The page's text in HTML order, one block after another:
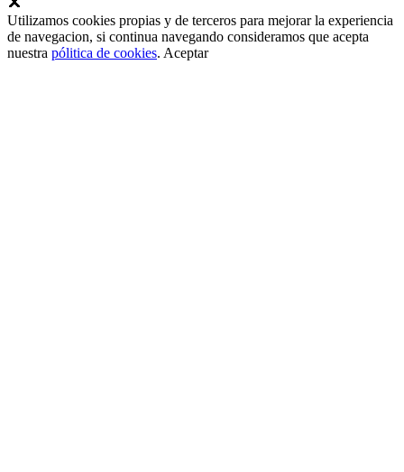
Utilizamos cookies propias y de terceros para mejorar la experiencia
de navegacion, si continua navegando consideramos que acepta
nuestra pólitica de cookies. Aceptar